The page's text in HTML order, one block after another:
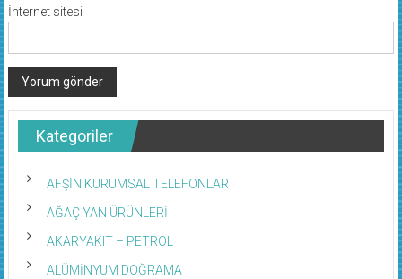
İnternet sitesi
Kategoriler
AFŞİN KURUMSAL TELEFONLAR
AĞAÇ YAN ÜRÜNLERİ
AKARYAKIT – PETROL
ALÜMİNYUM DOĞRAMA